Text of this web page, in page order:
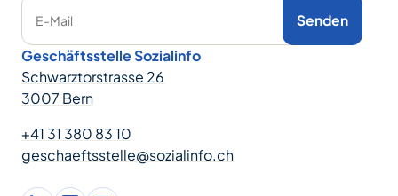
E-Mail Senden
Geschäftsstelle Sozialinfo
Schwarztorstrasse 26
3007 Bern
+41 31 380 83 10
geschaeftsstelle@sozialinfo.ch